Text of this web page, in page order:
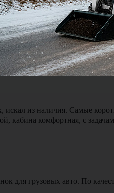
и до конца, не терялся и
из наличия. Самые
кабина комфортная, с
для грузовых авто. По